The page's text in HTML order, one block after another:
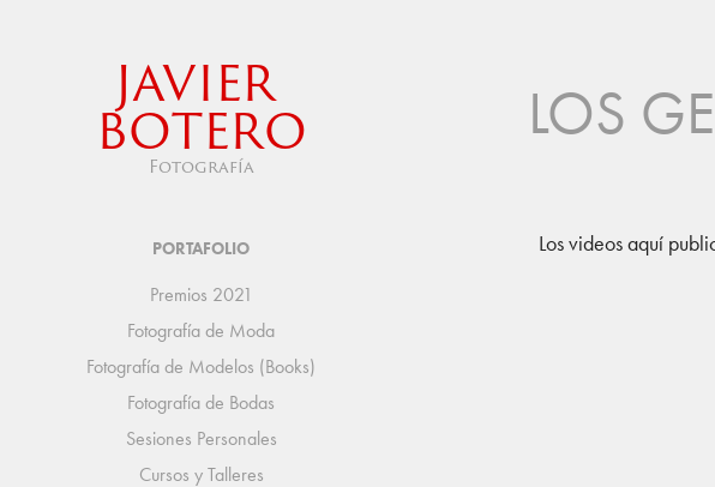
JAVIER
BOTERO
Fotografía
PORTAFOLIO
Premios 2021
Fotografía de Moda
Fotografía de Modelos (Books)
Fotografía de Bodas
Sesiones Personales
Cursos y Talleres
LOS
Los videos aquí